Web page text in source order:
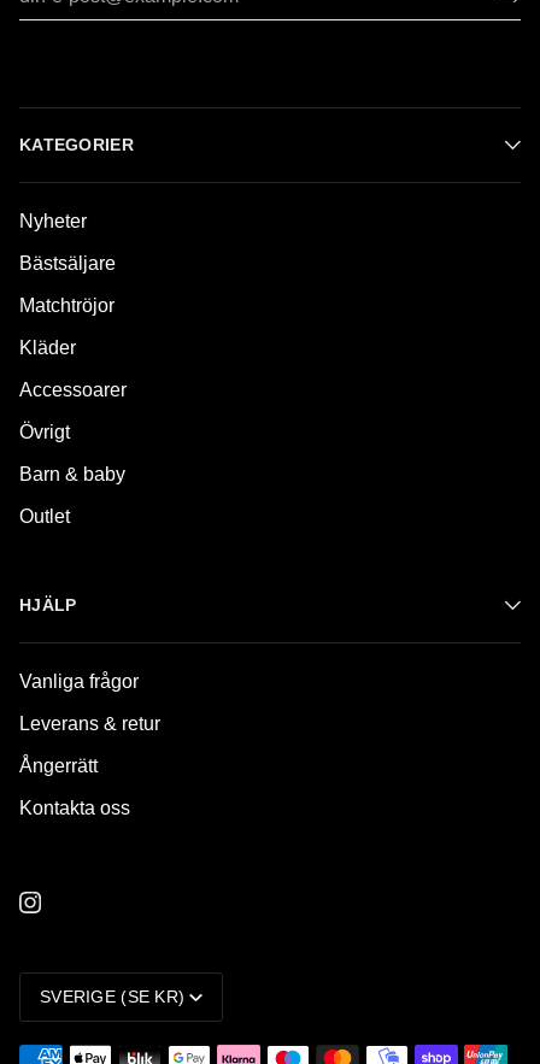
KATEGORIER
Nyheter
Bästsäljare
Matchtröjor
Kläder
Accessoarer
Övrigt
Barn & baby
Outlet
HJÄLP
Vanliga frågor
Leverans & retur
Ångerrätt
Kontakta oss
VALUTA
SVERIGE (SE KR)